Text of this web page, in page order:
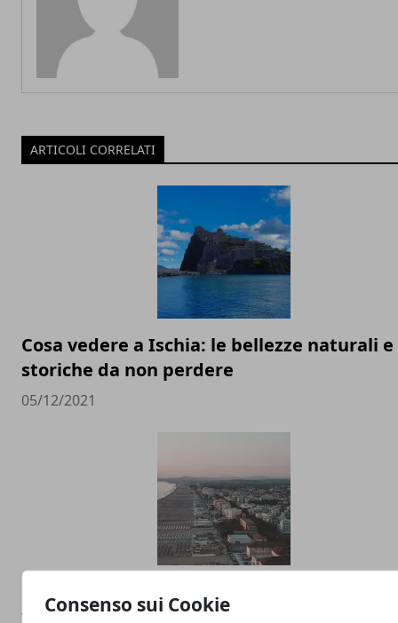
Consenso sui Cookie
ARTICOLI CORRELATI
Cosa vedere a Ischia: le bellezze naturali e
storiche da non perdere
05/12/2021
Hotel per famiglie a Rimini, ecco quali
valutare quando si prenota una vacanza